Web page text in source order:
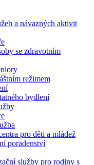
a návazných aktivit
se zdravotním
režimem
bydlení
pro děti a mládež
poradenství
služby pro rodiny s